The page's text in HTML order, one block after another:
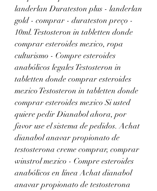
landerlan Durateston plus - landerlan
gold - comprar - durateston preço -
10ml. Testosteron in tabletten donde
comprar esteroides mexico, ropa
culturismo - Compre esteroides
anabólicos legales Testosteron in
tabletten donde comprar esteroides
mexico Testosteron in tabletten donde
comprar esteroides mexico Si usted
quiere pedir Dianabol ahora, por
favor use el sistema de pedidos. Achat
dianabol anavar propionato de
testosterona creme comprar, comprar
winstrol mexico - Compre esteroides
anabólicos en línea Achat dianabol
anavar propionato de testosterona